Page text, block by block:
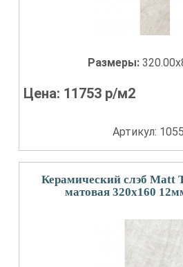
Размеры:
Цена: 11753 р/м2
Артикул:
Керамический слэб Matt
матовая 320x160